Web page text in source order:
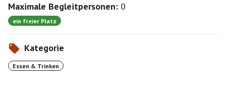
Maximale Begleitpersonen: 0
ein freier Platz
Kategorie
Essen & Trinken